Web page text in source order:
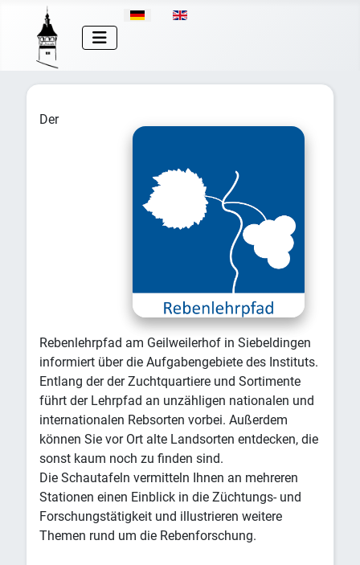
Sprache auswählen
Der
Rebenlehrpfad am Geilweilerhof in Siebeldingen
informiert über die Aufgabengebiete des Instituts.
Entlang der der Zuchtquartiere und Sortimente
führt der Lehrpfad an unzähligen nationalen und
internationalen Rebsorten vorbei. Außerdem
können Sie vor Ort alte Landsorten entdecken, die
sonst kaum noch zu finden sind.
Die Schautafeln vermitteln Ihnen an mehreren
Stationen einen Einblick in die Züchtungs- und
Forschungstätigkeit und illustrieren weitere
Themen rund um die Rebenforschung.